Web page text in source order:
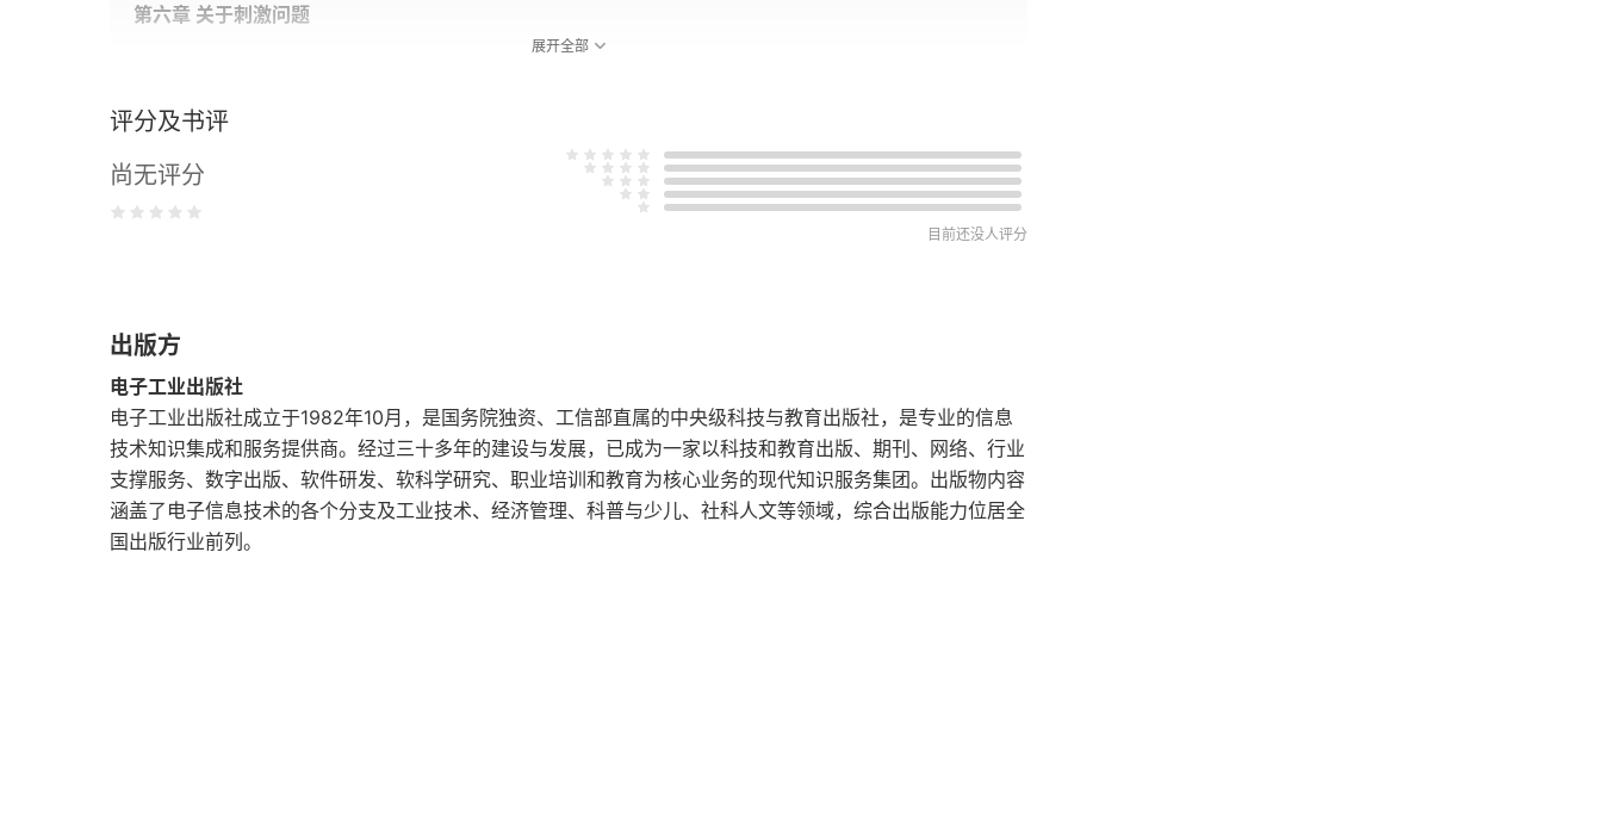
第六章 关于刺激问题
第八章 关于利率
第九章 总论
中央计划和罗宾斯教授
杜森贝里教授论收入和储蓄
关于稳定性条件、就业与实际工资的一些思考
合作社和所得税
展开全部
评分及书评
尚无评分
目前还没人评分
出版方
电子工业出版社
电子工业出版社成立于1982年10月，是国务院独资、工信部直属的中央级科技与教育出版社，是专业的信息
技术知识集成和服务提供商。经过三十多年的建设与发展，已成为一家以科技和教育出版、期刊、网络、行业
支撑服务、数字出版、软件研发、软科学研究、职业培训和教育为核心业务的现代知识服务集团。出版物内容
涵盖了电子信息技术的各个分支及工业技术、经济管理、科普与少儿、社科人文等领域，综合出版能力位居全
国出版行业前列。